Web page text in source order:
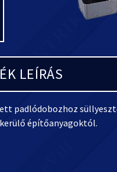
LEÍRÁS
padlódobozhoz
építőanyagoktól.